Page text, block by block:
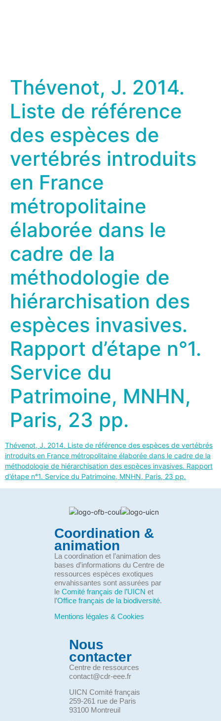
Thévenot, J. 2014.
Liste de référence
des espèces de
vertébrés introduits
en France
métropolitaine
élaborée dans le
cadre de la
méthodologie de
hiérarchisation des
espèces invasives.
Rapport d’étape n°1.
Service du
Patrimoine, MNHN,
Paris, 23 pp.
Thévenot, J. 2014. Liste de référence des espèces de vertébrés
introduits en France métropolitaine élaborée dans le cadre de la
méthodologie de hiérarchisation des espèces invasives. Rapport
d’étape n°1. Service du Patrimoine, MNHN, Paris, 23 pp.
Coordination &
animation
La coordination et l’animation des
bases d’informations du Centre de
ressources espèces exotiques
envahissantes sont assurées par
le Comité français de l’UICN et
l’Office français de la biodiversité.
Mentions légales & Cookies
Nous
contacter
Centre de ressources
contact@cdr-eee.fr
UICN Comité français
259-261 rue de Paris
93100 Montreuil